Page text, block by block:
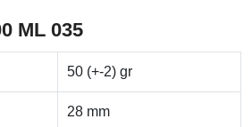
ML 035
50 (+-2) gr
28 mm